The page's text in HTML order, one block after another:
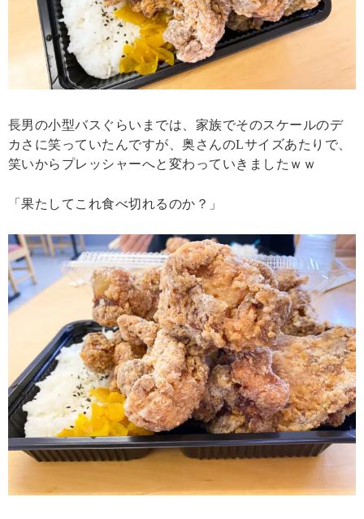
長男の小型バスぐらいまでは、家族でそのスケールのデ
カさに笑っていたんですが、奥さんのLサイズあたりで、
笑いからプレッシャーへと変わっていきましたｗｗ
「果たしてこれ食べ切れるのか？」